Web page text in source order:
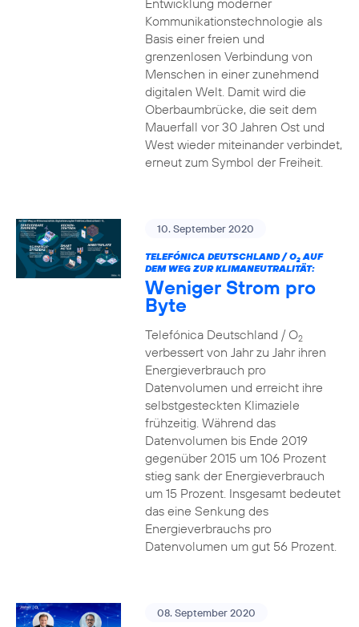
Entwicklung moderner
Kommunikationstechnologie als
Basis einer freien und
grenzenlosen Verbindung von
Menschen in einer zunehmend
digitalen Welt. Damit wird die
Oberbaumbrücke, die seit dem
Mauerfall vor 30 Jahren Ost und
West wieder miteinander verbindet,
erneut zum Symbol der Freiheit.
10. September 2020
TELEFÓNICA DEUTSCHLAND / O2AUF
DEM WEG ZUR KLIMANEUTRALITÄT:
Weniger Strom pro
Byte
Telefónica Deutschland / O2
verbessert von Jahr zu Jahr ihren
Energieverbrauch pro
Datenvolumen und erreicht ihre
selbstgesteckten Klimaziele
frühzeitig. Während das
Datenvolumen bis Ende 2019
gegenüber 2015 um 106 Prozent
stieg sank der Energieverbrauch
um 15 Prozent. Insgesamt bedeutet
das eine Senkung des
Energieverbrauchs pro
Datenvolumen um gut 56 Prozent.
08. September 2020